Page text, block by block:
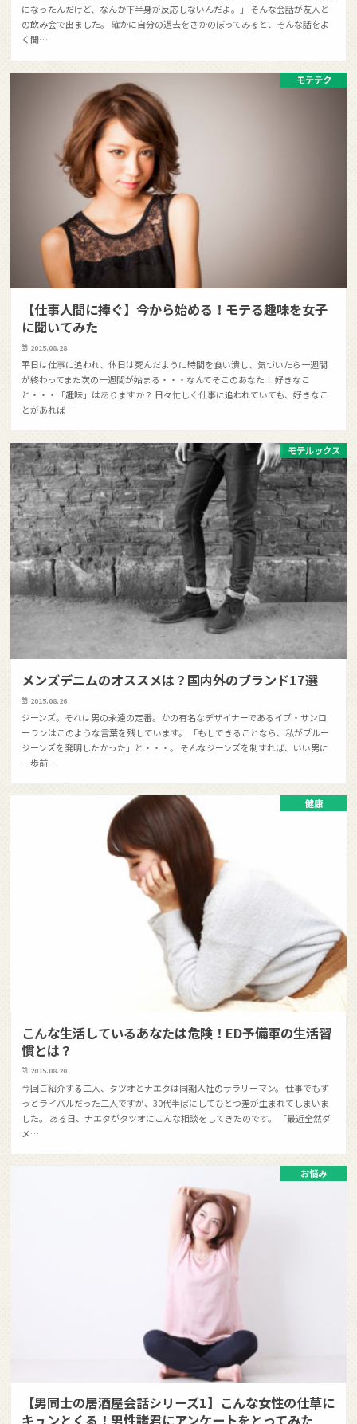
になったんだけど、なんか下半身が反応しないんだよ。」 そんな会話が友人と
の飲み会で出ました。 確かに自分の過去をさかのぼってみると、そんな話をよ
く聞…
モテテク
【仕事人間に捧ぐ】今から始める！モテる趣味を女子
に聞いてみた
2015.08.28
平日は仕事に追われ、休日は死んだように時間を食い潰し、気づいたら一週間
が終わってまた次の一週間が始まる・・・なんてそこのあなた！ 好きなこ
と・・・「趣味」はありますか？ 日々忙しく仕事に追われていても、好きなこ
とがあれば…
モテルックス
メンズデニムのオススメは？国内外のブランド17選
2015.08.26
ジーンズ。それは男の永遠の定番。かの有名なデザイナーであるイブ・サンロ
ーランはこのような言葉を残しています。 「もしできることなら、私がブルー
ジーンズを発明したかった」と・・・。 そんなジーンズを制すれば、いい男に
一歩前…
健康
こんな生活しているあなたは危険！ED予備軍の生活習
慣とは？
2015.08.20
今回ご紹介する二人、タツオとナエタは同期入社のサラリーマン。 仕事でもず
っとライバルだった二人ですが、30代半ばにしてひとつ差が生まれてしまいま
した。 ある日、ナエタがタツオにこんな相談をしてきたのです。 「最近全然ダ
メ…
お悩み
【男同士の居酒屋会話シリーズ1】こんな女性の仕草に